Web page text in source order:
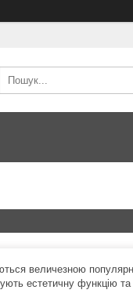
величезною
естетичну функцію